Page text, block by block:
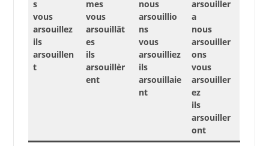
s
vous
arsouillez
ils
arsouillen
t
mes
vous
arsouillât
es
ils
arsouillèr
ent
nous
arsouillio
ns
vous
arsouilliez
ils
arsouillaie
nt
arsouiller
a
nous
arsouiller
ons
vous
arsouiller
ez
ils
arsouiller
ont